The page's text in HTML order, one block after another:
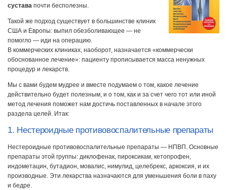
сустава почти бесполезны.
Такой же подход существует в большинстве клиник
США и Европы: выпил обезболивающее — не
помогло — иди на операцию.
В коммерческих клиниках, наоборот, назначается «коммерчески
обоснованное лечение»: пациенту прописывается масса ненужных
процедур и лекарств.
Мы с вами будем мудрее и вместе подумаем о том, какое лечение
действительно будет полезным, и о том, как и за счет чего тот или иной
метод лечения поможет нам достичь поставленных в начале этого
раздела целей. Итак:
1. Нестероидные противовоспалительные препараты
Нестероидные противовоспалительные препараты — НПВП. Основные
препараты этой группы: диклофенак, пироксикам, кетопрофен,
индометацин, бутадион, мовалис, нимулид, целебрекс, аркоксия, и их
производные. Эти лекарства назначаются для уменьшения боли в паху
и бедре.